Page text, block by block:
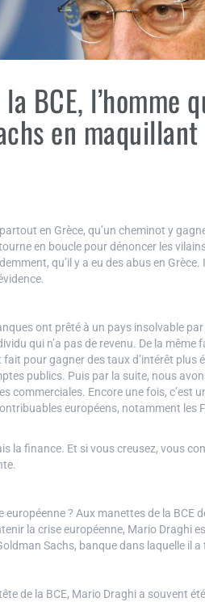
BCE, l’homme
en
en Grèce, qu’un cheminot y
en boucle pour dénoncer les
qu’il y a eu des abus en
ont prêté à un pays insolvable
qui n’a pas de revenu. De la
pour gagner des taux d’intérêt plus
publics. Puis par la suite, nous
commerciales. Encore une fois, c’est
européens, notamment les
la finance. Et si vous creusez, vous
? Aux manettes de la BCE
la crise européenne, Mario Draghi
Sachs, banque dans laquelle il
de la BCE, Mario Draghi a souvent